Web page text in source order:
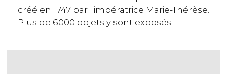
créé en 1747 par l'impératrice Marie-Thérèse.
Plus de 6000 objets y sont exposés.